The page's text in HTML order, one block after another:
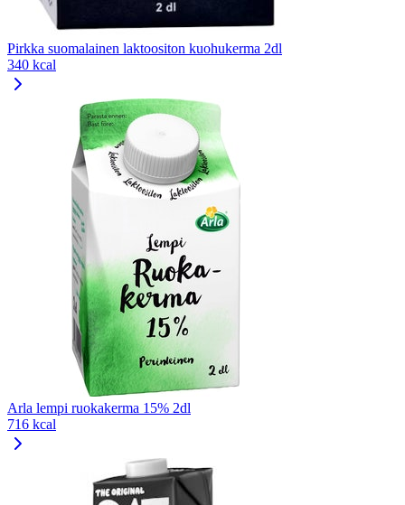
Pirkka suomalainen laktoositon kuohukerma 2dl
340 kcal
Arla lempi ruokakerma 15% 2dl
716 kcal